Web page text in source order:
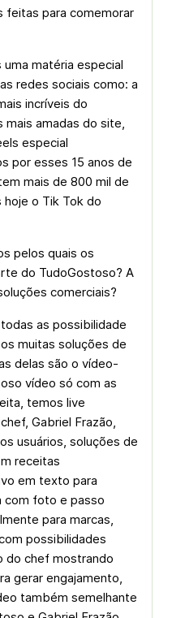
feitas para comemorar
matéria especial
redes sociais como: a
incríveis do
mais amadas do site,
especial
por esses 15 anos de
mais de 800 mil de
hoje o Tik Tok do
pelos quais os
do TudoGostoso? A
comerciais?
as possibilidade
muitas soluções de
delas são o vídeo-
vídeo só com as
temos live
Gabriel Frazão,
usuários, soluções de
receitas
em texto para
com foto e passo
para marcas,
possibilidades
do chef mostrando
gerar engajamento,
também semelhante